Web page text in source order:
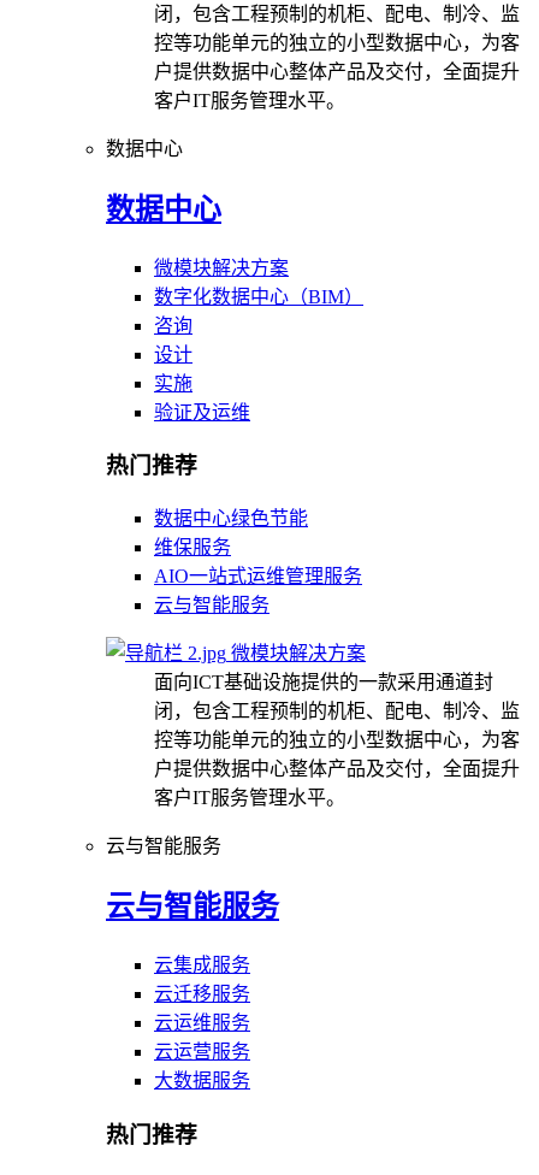
闭，包含工程预制的机柜、配电、制冷、监
控等功能单元的独立的小型数据中心，为客
户提供数据中心整体产品及交付，全面提升
客户IT服务管理水平。
数据中心
数据中心
微模块解决方案
数字化数据中心（BIM）
咨询
设计
实施
验证及运维
热门推荐
数据中心绿色节能
维保服务
AIO一站式运维管理服务
云与智能服务
微模块解决方案
面向ICT基础设施提供的一款采用通道封
闭，包含工程预制的机柜、配电、制冷、监
控等功能单元的独立的小型数据中心，为客
户提供数据中心整体产品及交付，全面提升
客户IT服务管理水平。
云与智能服务
云与智能服务
云集成服务
云迁移服务
云运维服务
云运营服务
大数据服务
热门推荐